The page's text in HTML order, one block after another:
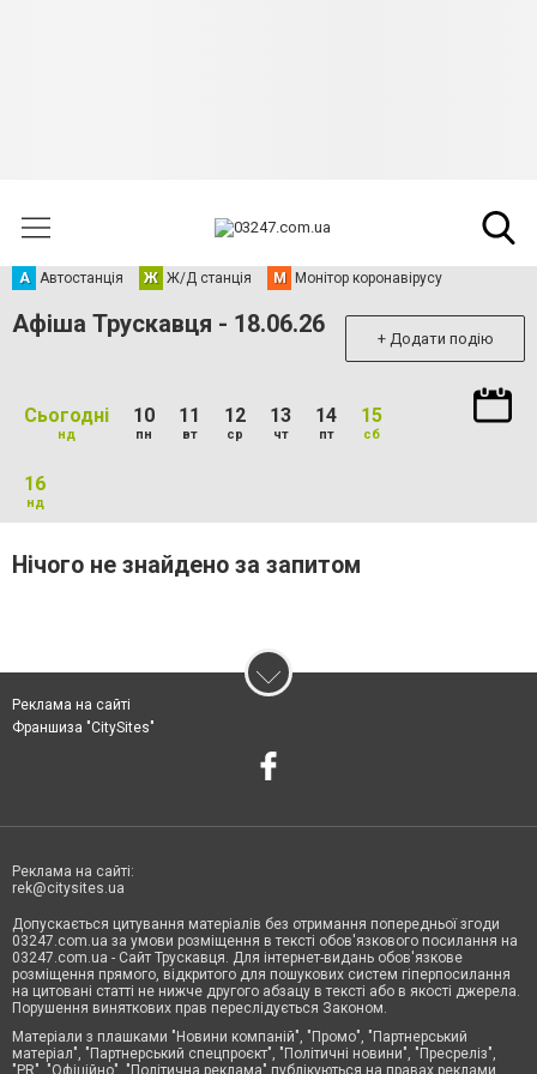
А Автостанція Ж Ж/Д станція М Монітор коронавірусу
Афіша Трускавця - 18.06.26 + Додати подію
Сьогодні
нд
10
пн
11
вт
12
ср
13
чт
14
пт
15
сб
16
нд
Нічого не знайдено за запитом
Реклама на сайті
Франшиза "CitySites"
Реклама на сайті:
rek@citysites.ua
Допускається цитування матеріалів без отримання попередньої згоди
03247.com.ua за умови розміщення в тексті обов'язкового посилання на
03247.com.ua - Сайт Трускавця. Для інтернет-видань обов'язкове
розміщення прямого, відкритого для пошукових систем гіперпосилання
на цитовані статті не нижче другого абзацу в тексті або в якості джерела.
Порушення виняткових прав переслідується Законом.
Матеріали з плашками "Новини компаній", "Промо", "Партнерський
матеріал", "Партнерський спецпроєкт", "Політичні новини", "Пресреліз",
"PR", "Офіційно", "Політична реклама" публікуються на правах реклами.